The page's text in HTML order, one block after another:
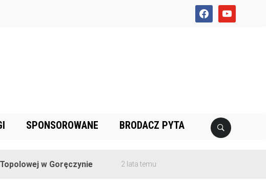
facebookyoutube
SPONSOROWANE BRODACZ PYTA
w Goręczynie 2 lata temu